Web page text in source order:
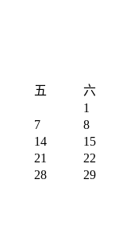
五
六
1
7
8
14
15
21
22
28
29